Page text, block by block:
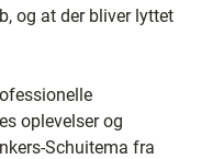
og at der bliver lyttet
oplevelser og
Schuitema fra